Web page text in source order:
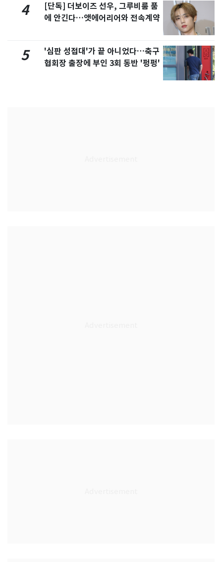
4
[단독] 더보이즈 선우, 그루비룸 품
에 안긴다…앳에어리어와 전속계약
5
'심판 성접대'가 끝 아니었다…축구
협회장 출장에 부인 3회 동반 '펑펑'